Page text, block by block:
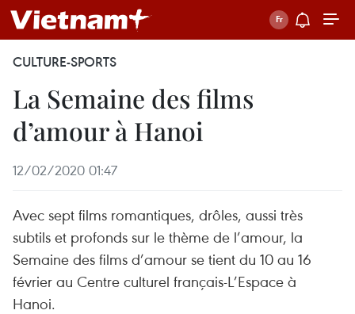
CULTURE-SPORTS
La Semaine des films
d’amour à Hanoi
12/02/2020 01:47
Avec sept films romantiques, drôles, aussi très
subtils et profonds sur le thème de l’amour, la
Semaine des films d’amour se tient du 10 au 16
février au Centre culturel français-L’Espace à
Hanoi.